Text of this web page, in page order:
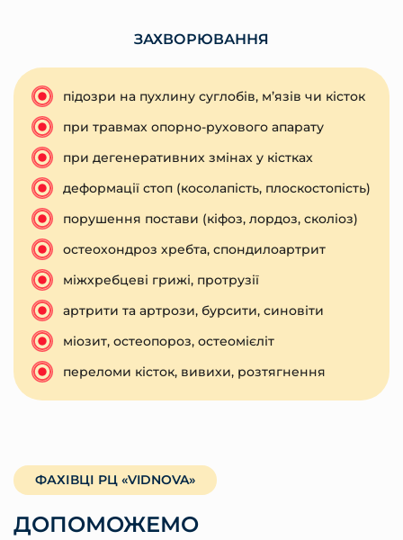
ЗАХВОРЮВАННЯ
підозри на пухлину суглобів, м’язів чи кісток
при травмах опорно-рухового апарату
при дегенеративних змінах у кістках
деформації стоп (косолапість, плоскостопість)
порушення постави (кіфоз, лордоз, сколіоз)
остеохондроз хребта, спондилоартрит
міжхребцеві грижі, протрузії
артрити та артрози, бурсити, синовіти
міозит, остеопороз, остеомієліт
переломи кісток, вивихи, розтягнення
ФАХІВЦІ РЦ «VIDNOVA»
ДОПОМОЖЕМО